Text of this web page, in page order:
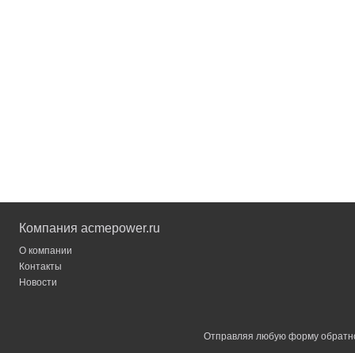
Компания acmepower.ru
О компании
Контакты
Новости
Отправляя любую форму